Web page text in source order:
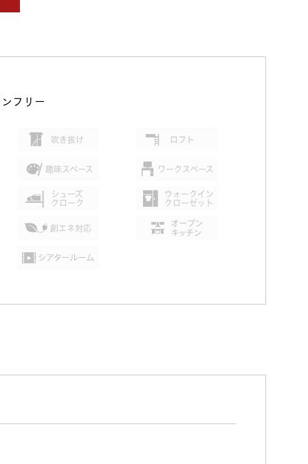
フリー